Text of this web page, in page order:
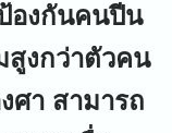
องกันคนปีน
สูงกว่าตัวคน
ศา สามารถ